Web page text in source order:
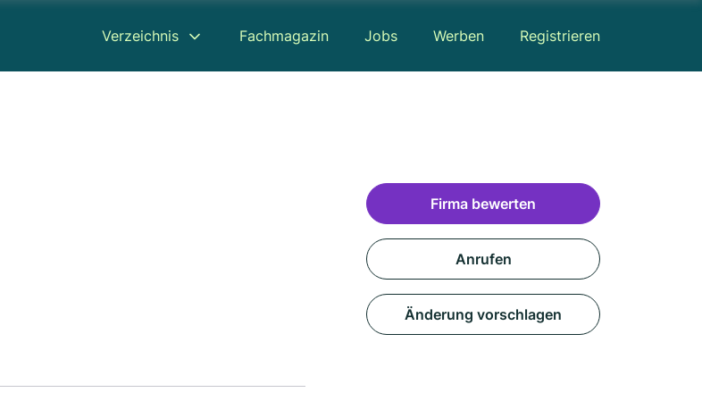
Verzeichnis Fachmagazin Jobs Werben Registrieren
Firma bewerten
Anrufen
Änderung vorschlagen